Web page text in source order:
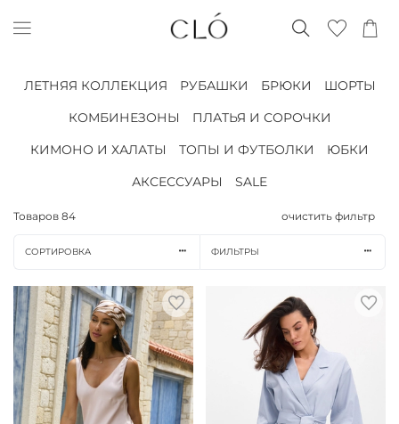
ЛЕТНЯЯ КОЛЛЕКЦИЯ РУБАШКИ БРЮКИ
ШОРТЫ
КОМБИНЕЗОНЫ
ПЛАТЬЯ И СОРОЧКИ
КИМОНО И ХАЛАТЫ
ТОПЫ И ФУТБОЛКИ
ЮБКИ
АКСЕССУАРЫ
SALE
Товаров 84 очистить фильтр
СОРТИРОВКА ФИЛЬТРЫ